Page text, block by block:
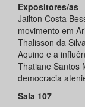
Expositores/as
Jailton Costa
movimento em
Thalisson da
Aquino e a
Thatiane Santos
democracia
Sala 107